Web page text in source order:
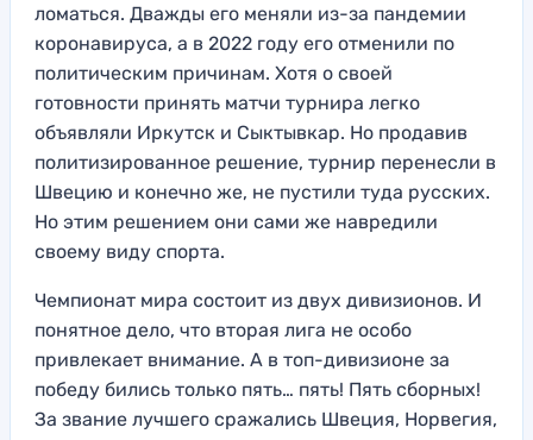
ломаться. Дважды его меняли из-за пандемии
коронавируса, а в 2022 году его отменили по
политическим причинам. Хотя о своей
готовности принять матчи турнира легко
объявляли Иркутск и Сыктывкар. Но продавив
политизированное решение, турнир перенесли в
Швецию и конечно же, не пустили туда русских.
Но этим решением они сами же навредили
своему виду спорта.
Чемпионат мира состоит из двух дивизионов. И
понятное дело, что вторая лига не особо
привлекает внимание. А в топ-дивизионе за
победу бились только пять… пять! Пять сборных!
За звание лучшего сражались Швеция, Норвегия,